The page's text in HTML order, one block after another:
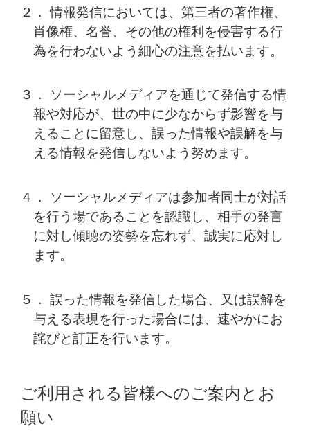
２． 情報発信においては、第三者の著作権、
肖像権、名誉、その他の権利を侵害する行
為を行わないよう細心の注意を払います。
３． ソーシャルメディアを通じて発信する情
報や対応が、世の中に少なからず影響を与
えることに留意し、 誤った情報や誤解を与
える情報を発信しないよう努めます。
４． ソーシャルメディアは参加者同士が対話
を行う場であることを認識し、相手の発言
に対し傾聴の姿勢を忘れず、誠実に応対し
ます。
５． 誤った情報を発信した場合、又は誤解を
与える表現を行った場合には、速やかにお
詫びと訂正を行います。
ご利用される皆様へのご案内とお
願い